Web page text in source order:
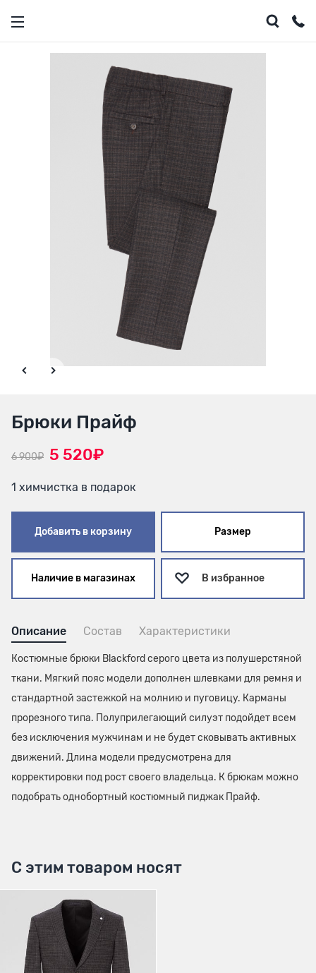
Брюки Прайф
6 900₽ 5 520₽
1 химчистка в подарок
Добавить в корзину Размер
Наличие в магазинах В избранное
Описание Состав Характеристики
Костюмные брюки Blackford серого цвета из полушерстяной
ткани. Мягкий пояс модели дополнен шлевками для ремня и
стандартной застежкой на молнию и пуговицу. Карманы
прорезного типа. Полуприлегающий силуэт подойдет всем
без исключения мужчинам и не будет сковывать активных
движений. Длина модели предусмотрена для
корректировки под рост своего владельца. К брюкам можно
подобрать однобортный костюмный пиджак Прайф.
С этим товаром носят